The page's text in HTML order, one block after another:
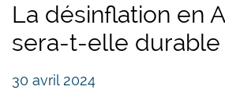
La désinflation en
sera-t-elle durable
30 avril 2024